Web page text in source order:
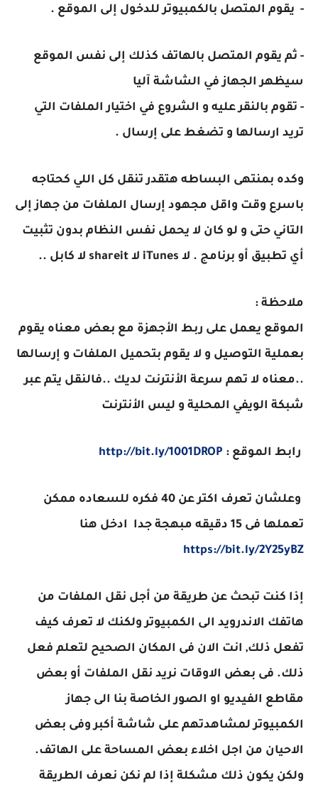
- يقوم المتصل بالكمبيوتر للدخول إلى الموقع .
- ثم يقوم المتصل بالهاتف كذلك إلى نفس الموقع
سيظهر الجهاز في الشاشة آليا
- تقوم بالنقر عليه و الشروع في اختيار الملفات التي
تريد ارسالها و تضغط على إرسال .
وكده بمنتهى البساطه هتقدر تنقل كل اللي كحتاجه
باسرع وقت واقل مجهود إرسال الملفات من جهاز إلى
التاني حتى و لو كان لا يحمل نفس النظام بدون تثبيت
أي تطبيق أو برنامج . لا iTunes لا shareit لا كابل ..
ملاحظة :
الموقع يعمل على ربط الأجهزة مع بعض معناه يقوم
بعملية التوصيل و لا يقوم بتحميل الملفات و إرسالها
..معناه لا تهم سرعة الأنترنت لديك ..فالنقل يتم عبر
شبكة الويفي المحلية و ليس الأنترنت
رابط الموقع : http://bit.ly/1001DROP
وعلشان تعرف اكتر عن 40 فكره للسعاده ممكن
تعملها فى 15 دقيقه مبهجة جدا ادخل هنا
https://bit.ly/2Y25yBZ
إذا كنت تبحث عن طريقة من أجل نقل الملفات من
هاتفك الاندرويد الى الكمبيوتر ولكنك لا تعرف كيف
تفعل ذلك, انت الان فى المكان الصحيح لتعلم فعل
ذلك. فى بعض الاوقات نريد نقل الملفات أو بعض
مقاطع الفيديو او الصور الخاصة بنا الى جهاز
الكمبيوتر لمشاهدتهم على شاشة أكبر وفى بعض
الاحيان من اجل اخلاء بعض المساحة على الهاتف.
ولكن يكون ذلك مشكلة إذا لم نكن نعرف الطريقة